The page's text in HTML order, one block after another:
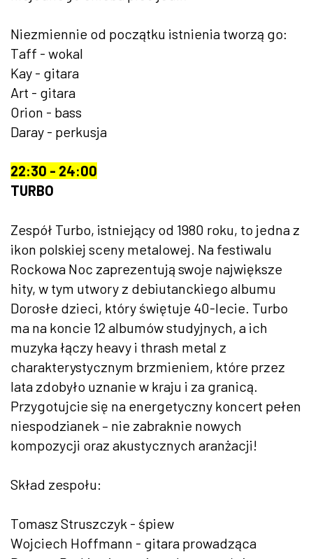
Niezmiennie od początku istnienia tworzą go:
Taff - wokal
Kay - gitara
Art - gitara
Orion - bass
Daray - perkusja
22:30 - 24:00
TURBO
Zespół Turbo, istniejący od 1980 roku, to jedna z
ikon polskiej sceny metalowej. Na festiwalu
Rockowa Noc zaprezentują swoje największe
hity, w tym utwory z debiutanckiego albumu
Dorosłe dzieci, który świętuje 40-lecie. Turbo
ma na koncie 12 albumów studyjnych, a ich
muzyka łączy heavy i thrash metal z
charakterystycznym brzmieniem, które przez
lata zdobyło uznanie w kraju i za granicą.
Przygotujcie się na energetyczny koncert pełen
niespodzianek – nie zabraknie nowych
kompozycji oraz akustycznych aranżacji!
Skład zespołu:
Tomasz Struszczyk - śpiew
Wojciech Hoffmann - gitara prowadząca